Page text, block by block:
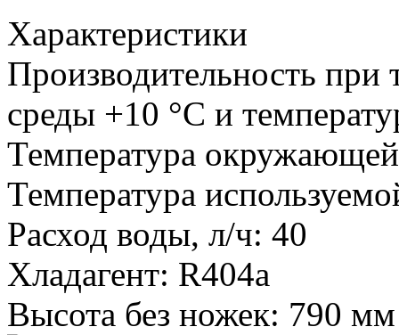
Характеристики
Производительность
среды +10 °С и
Температура
Температура
Расход воды, л/ч: 40
Хладагент: R404a
Высота без ножек: 790 мм